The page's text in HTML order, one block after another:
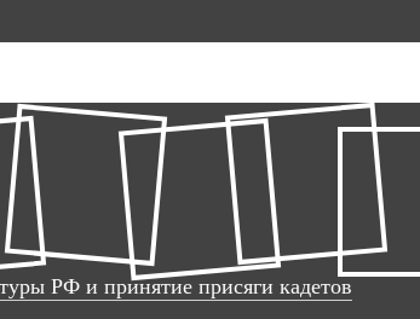
РФ и принятие присяги кадетов